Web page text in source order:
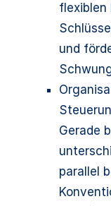
flexiblen
und
Gerade
parallel